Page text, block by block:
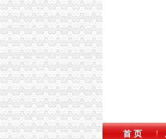
首 页